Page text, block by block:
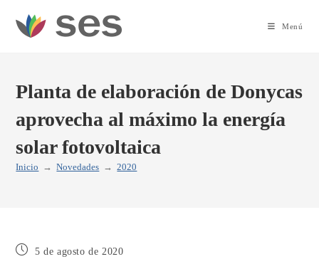
Menú
Planta de elaboración de Donycas
aprovecha al máximo la energía
solar fotovoltaica
Inicio → Novedades → 2020
Publicación
5 de agosto de 2020